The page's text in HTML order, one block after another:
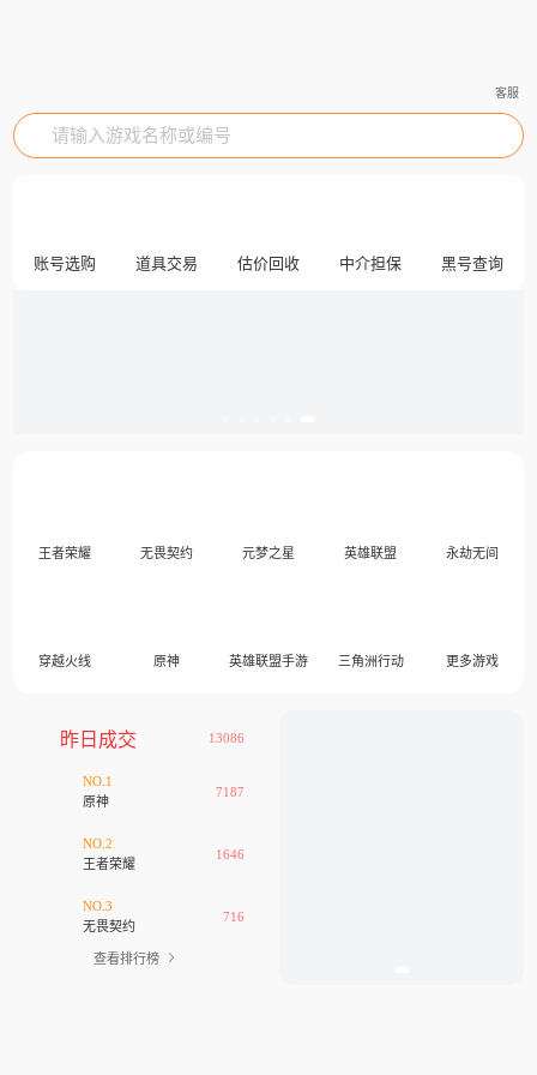
客服
请输入游戏名称或编号
账号选购 道具交易 估价回收 中介担保 黑号查询
王者荣耀 无畏契约 元梦之星 英雄联盟 永劫无间
穿越火线 原神 英雄联盟手游 三角洲行动 更多游戏
昨日成交 13086
NO.1
原神
7187
NO.2
王者荣耀
1646
NO.3
无畏契约
716
查看排行榜 